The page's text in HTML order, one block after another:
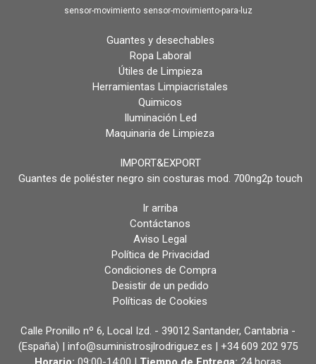
sensor-movimiento sensor-movimiento-para-luz
Guantes y desechables
Ropa Laboral
Útiles de Limpieza
Herramientas Limpiacristales
Quimicos
Iluminación Led
Maquinaria de Limpieza
IMPORT&EXPORT
Guantes de poliéster negro sin costuras mod. 700ng2p touch
Ir arriba
Contáctanos
Aviso Legal
Política de Privacidad
Condiciones de Compra
Desistir de un pedido
Políticas de Cookies
Calle Pronillo nº 6, Local Izd. - 39012 Santander, Cantabria -
(España) | info@suministrosjlrodriguez.es | +34 609 202 975